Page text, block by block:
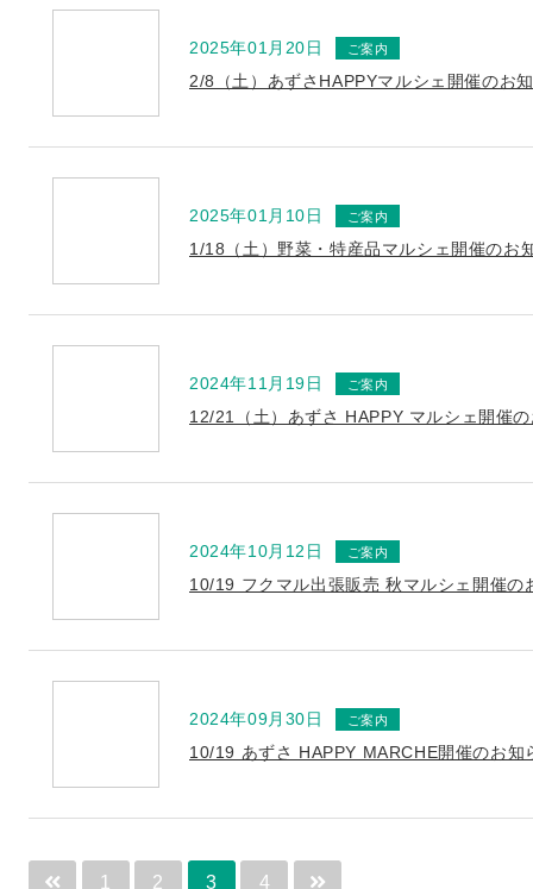
2025年01月20日
2/8（土）あずさHAPPYマルシェ開催のお
2025年01月10日
1/18（土）野菜・特産品マルシェ開催のお
2024年11月19日
12/21（土）あずさ HAPPY マルシェ開催
2024年10月12日
10/19 フクマル出張販売 秋マルシェ開催の
2024年09月30日
10/19 あずさ HAPPY MARCHE開催のお知
1 2 3 4